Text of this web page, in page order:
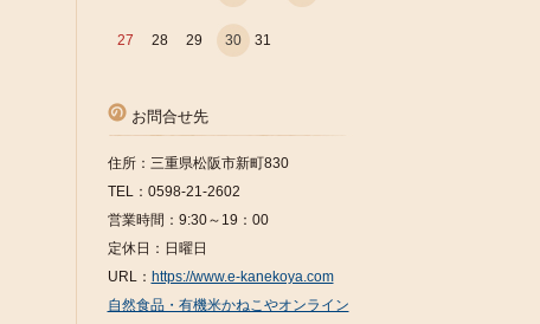
27 28 29 30 31
お問合せ先
住所：三重県松阪市新町830
TEL：0598-21-2602
営業時間：9:30～19：00
定休日：日曜日
URL： https://www.e-kanekoya.com
自然食品・有機米かねこやオンライン